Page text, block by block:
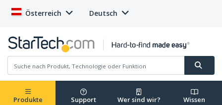
Österreich Deutsch
Produkte Support Wer sind wir? Wissen